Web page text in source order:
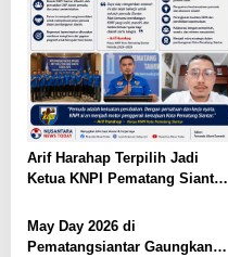
Arif Harahap Terpilih Jadi
Ketua KNPI Pematang Siantar,
Tangan Demi Kemajuan
May Day 2026 di
Pematangsiantar Gaungkan